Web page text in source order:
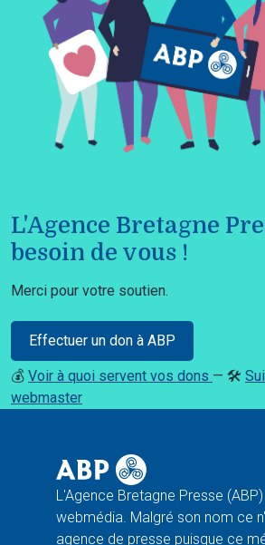
L'Agence Bretagne
besoin de vous !
Merci pour votre soutien.
Effectuer un don à ABP
💰 Voir à quoi servent vos dons — 🛠️
webmaster
L'Agence Bretagne Presse
webmédia. Malgré son nom ce
agence de presse puisque ce